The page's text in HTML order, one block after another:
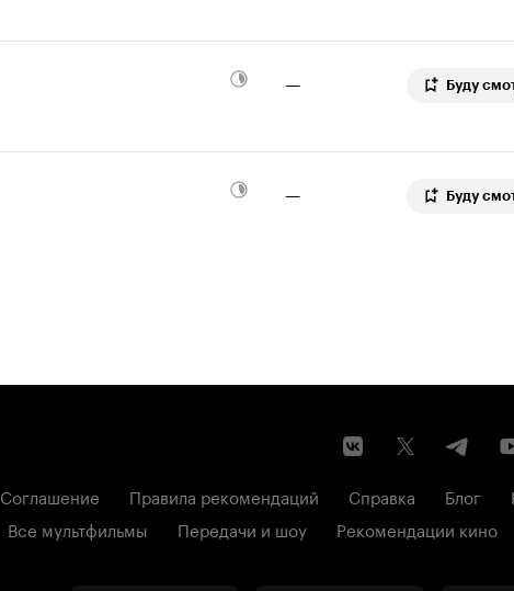
— Буду
— Буду
Соглашение Правила рекомендаций Справка Блог
Все мультфильмы
Передачи и шоу Рекомендации кино